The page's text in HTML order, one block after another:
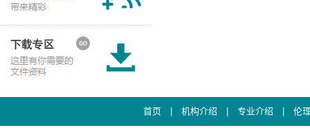
首页| 机构介绍 专业介绍 伦